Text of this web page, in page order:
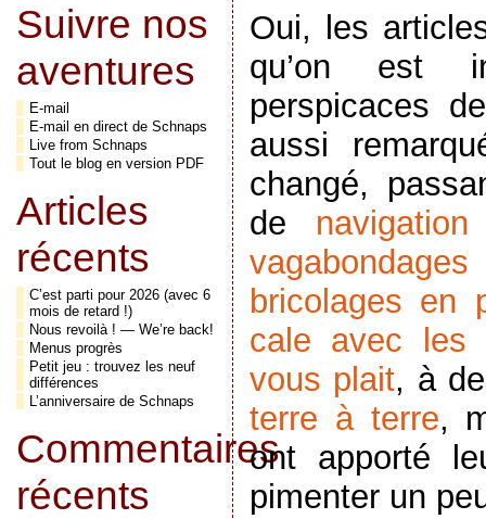
Suivre nos
aventures
E-mail
E-mail en direct de Schnaps
Live from Schnaps
Tout le blog en version PDF
Articles
récents
C’est parti pour 2026 (avec 6
mois de retard !)
Nous revoilà ! — We’re back!
Menus progrès
Petit jeu : trouvez les neuf
différences
L’anniversaire de Schnaps
Commentaires
récents
Oui, les
qu’on est
perspicaces
aussi
changé,
de
vagabondages
bricolages en
cale avec les
vous plait, à
terre à terre,
ont apporté
pimenter un